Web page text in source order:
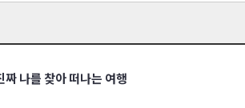
나를 찾아 떠나는 여행